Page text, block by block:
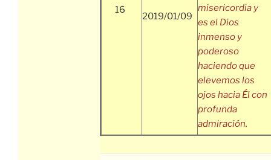
16
2019/01/09
misericordia y
es el Dios
inmenso y
poderoso
haciendo que
elevemos los
ojos hacia Él con
profunda
admiración.